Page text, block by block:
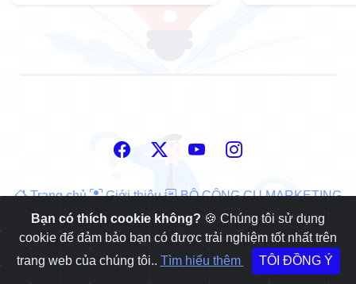
Trang chủ Giới thiệu
BỘ CÔNG CỤ MARKETING
DU KÍCH DÀNH CHO MỌI DOANH NGHIỆP
Liên hệ
© 2026HoangQuocUy.Com
Bạn có thích cookie không? 🍪 Chúng tôi sử dụng
cookie để đảm bảo bạn có được trải nghiệm tốt nhất trên
trang web của chúng tôi.. Tìm hiểu thêm TÔI ĐỒNG Ý